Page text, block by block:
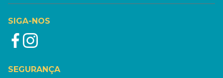
SIGA-NOS
SEGURANÇA